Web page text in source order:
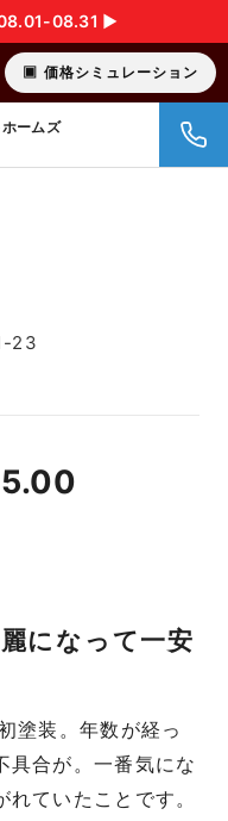
08.31 ▶︎
価格シミュレーション
ームズ
23
5.00
になって一安
塗装。年数が経っ
具合が。一番気にな
ていたことです。